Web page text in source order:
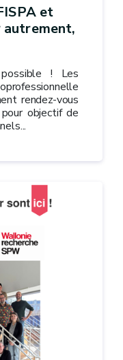
et
autrement,
possible ! Les
rendez-vous
objectif de